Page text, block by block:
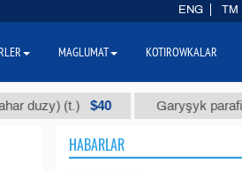
(t.) $40 Garyşyk parafin gaçy (t.)
HABARLAR
ENG TM
MAGLUMAT KOTIROWKALAR